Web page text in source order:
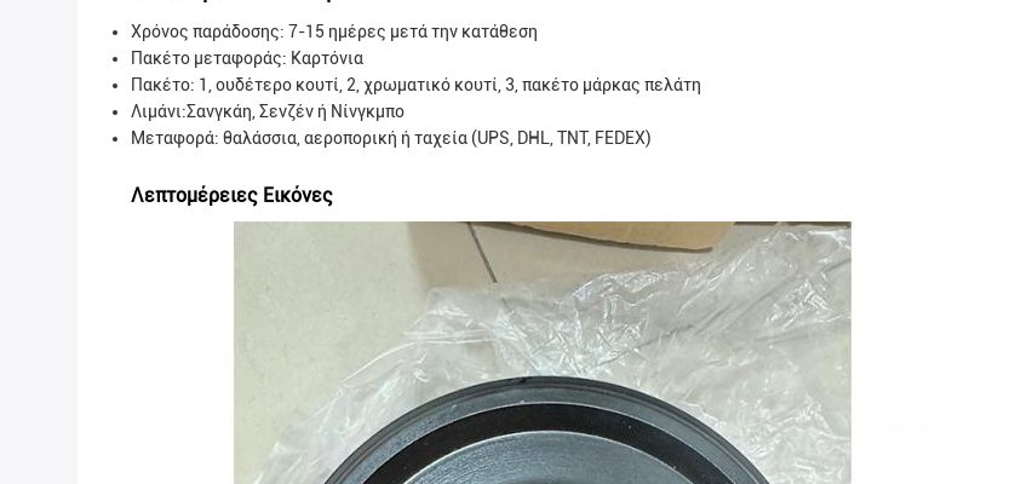
Χρόνος παράδοσης: 7-15 ημέρες μετά την κατάθεση
Πακέτο μεταφοράς: Καρτόνια
Πακέτο: 1, ουδέτερο κουτί, 2, χρωματικό κουτί, 3, πακέτο μάρκας πελάτη
Λιμάνι:Σανγκάη, Σενζέν ή Νίνγκμπο
Μεταφορά: θαλάσσια, αεροπορική ή ταχεία (UPS, DHL, TNT, FEDEX)
Λεπτομέρειες Εικόνες